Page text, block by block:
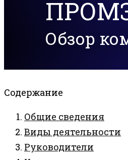
Обзор
Содержание
Общие сведения
Виды деятельности
Руководители